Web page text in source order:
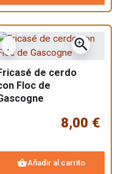
zoom_in
de cerdo
Floc de
8,00 €
shopping_basketAñadir al carrito